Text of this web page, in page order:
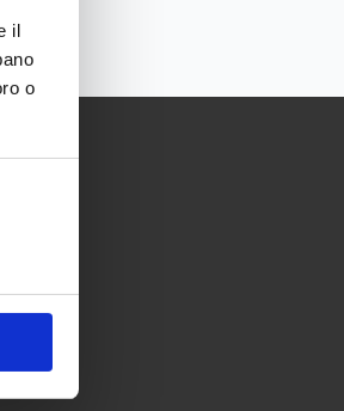
il
o